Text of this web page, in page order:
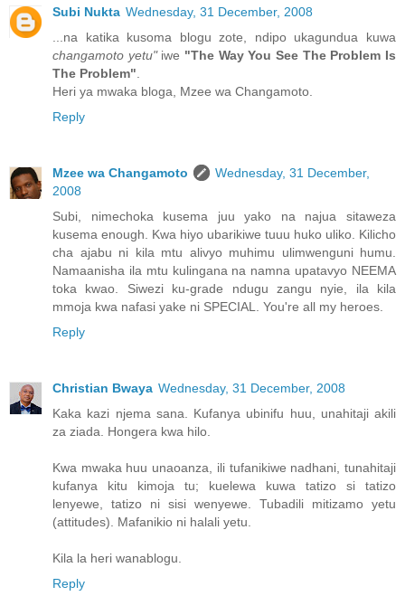
Subi Nukta Wednesday, 31 December, 2008
...na katika kusoma blogu zote, ndipo ukagundua kuwa
changamoto yetu"iwe "The Way You See The Problem Is
The Problem"
Heri ya mwaka bloga, Mzee wa Changamoto.
Reply
Mzee wa Changamoto
Wednesday, 31 December,
2008
Subi, nimechoka kusema juu yako na najua sitaweza
kusema enough. Kwa hiyo ubarikiwe tuuu huko uliko. Kilicho
cha ajabu ni kila mtu alivyo muhimu ulimwenguni humu.
Namaanisha ila mtu kulingana na namna upatavyo NEEMA
toka kwao. Siwezi ku-grade ndugu zangu nyie, ila kila
mmoja kwa nafasi yake ni SPECIAL. You're all my heroes.
Reply
Christian Bwaya Wednesday, 31 December, 2008
Kaka kazi njema sana. Kufanya ubinifu huu, unahitaji akili
za ziada. Hongera kwa hilo.
Kwa mwaka huu unaoanza, ili tufanikiwe nadhani, tunahitaji
kufanya kitu kimoja tu; kuelewa kuwa tatizo si tatizo
lenyewe, tatizo ni sisi wenyewe. Tubadili mitizamo yetu
(attitudes). Mafanikio ni halali yetu.
Kila la heri wanablogu.
Reply